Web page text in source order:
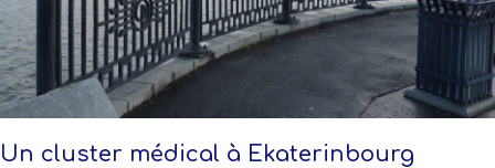
Un cluster médical à Ekaterinbourg